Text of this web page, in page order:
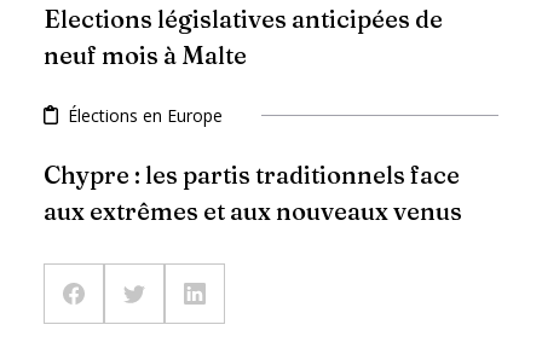
Elections législatives anticipées de
neuf mois à Malte
Élections en Europe
Chypre : les partis traditionnels face
aux extrêmes et aux nouveaux venus